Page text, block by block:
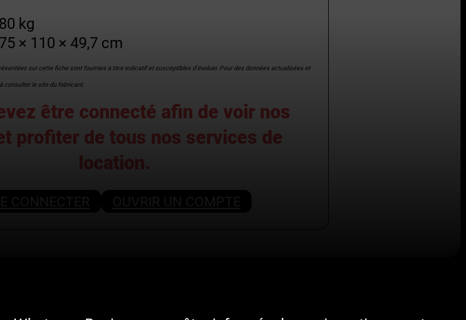
80 kg
75 × 110 × 49,7 cm
sur cette fiche sont fournies à titre indicatif et susceptibles d’évoluer. Pour des données actualisées et
consulter le site du fabricant.
être connecté afin de voir nos
profiter de tous nos services de
location.